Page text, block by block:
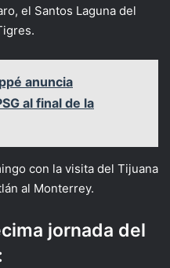
el Santos Laguna del
anuncia
al final de la
con la visita del Tijuana
al Monterrey.
jornada del